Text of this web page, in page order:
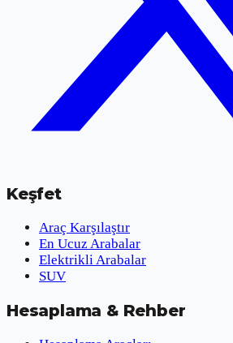
Keşfet
Araç Karşılaştır
En Ucuz Arabalar
Elektrikli Arabalar
SUV
Hesaplama & Rehber